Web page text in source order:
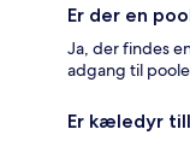
Er der en
Ja, der findes
adgang til
Er kæledyr